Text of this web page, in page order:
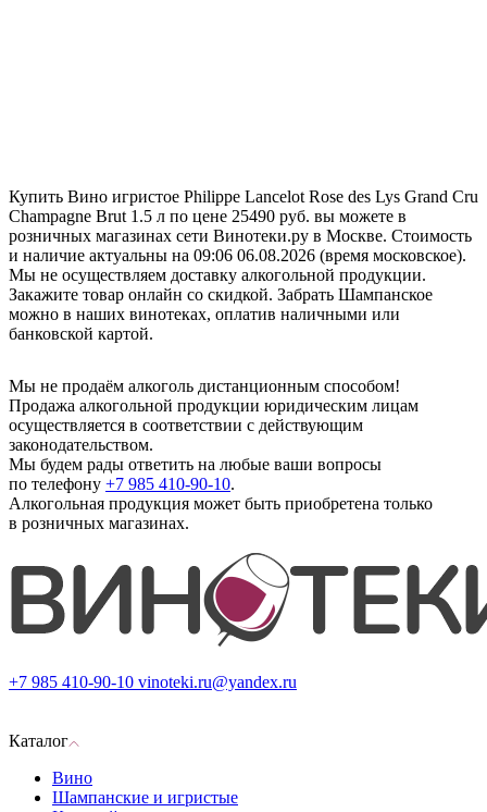
Купить Вино игристое Philippe Lancelot Rose des Lys Grand Cru
Champagne Brut 1.5 л по цене 25490 руб. вы можете в
розничных магазинах сети Винотеки.ру в Москве. Стоимость
и наличие актуальны на 09:06 06.08.2026 (время московское).
Мы не осуществляем доставку алкогольной продукции.
Закажите товар онлайн со скидкой. Забрать Шампанское
можно в наших винотеках, оплатив наличными или
банковской картой.
Мы не продаём алкоголь дистанционным способом!
Продажа алкогольной продукции юридическим лицам
осуществляется в соответствии с действующим
законодательством.
Мы будем рады ответить на любые ваши вопросы
по телефону +7 985 410-90-10.
Алкогольная продукция может быть приобретена только
в розничных магазинах.
+7 985 410-90-10 vinoteki.ru@yandex.ru
Каталог
Вино
Шампанские и игристые